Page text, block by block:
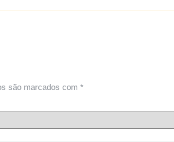
são marcados com *